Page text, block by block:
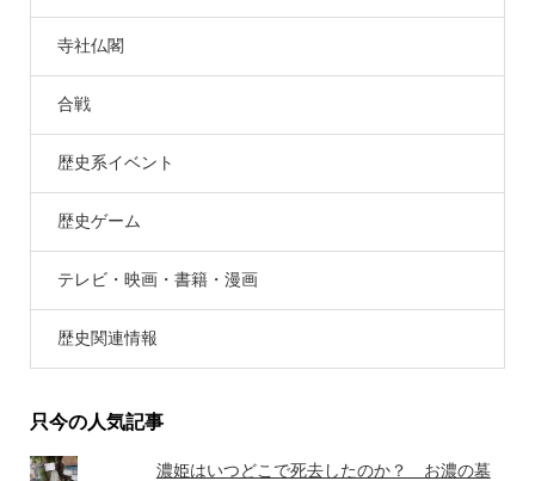
寺社仏閣
合戦
歴史系イベント
歴史ゲーム
テレビ・映画・書籍・漫画
歴史関連情報
只今の人気記事
濃姫はいつどこで死去したのか？ お濃の墓